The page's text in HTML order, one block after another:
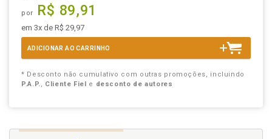
por R$ 89,91
em 3x de R$ 29,97
ADICIONAR AO CARRINHO
* Desconto não cumulativo com outras promoções, incluindo
P.A.P., Cliente Fiel e desconto de autores